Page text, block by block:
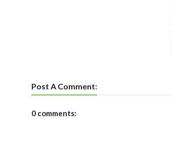
Post A Comment:
0 comments: